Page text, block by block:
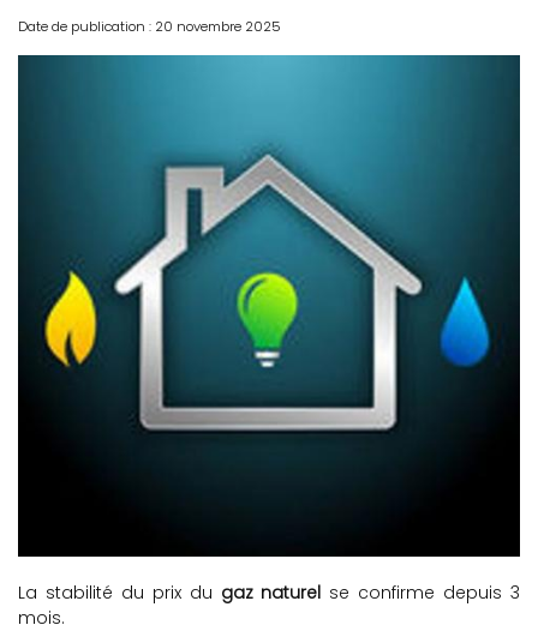
Date de publication : 20 novembre 2025
La stabilité du prix du gaz naturel se confirme depuis 3
mois.